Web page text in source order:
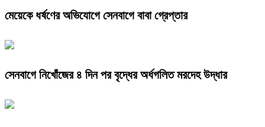
মেয়েকে ধর্ষণের অভিযোগে সেনবাগে বাবা গ্রেপ্তার
সেনবাগে নিখোঁজের ৪ দিন পর বৃদ্ধের অর্ধগলিত মরদেহ উদ্ধার